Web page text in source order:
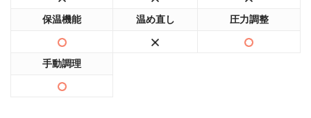
保温機能 温め直し 圧力調整
手動調理